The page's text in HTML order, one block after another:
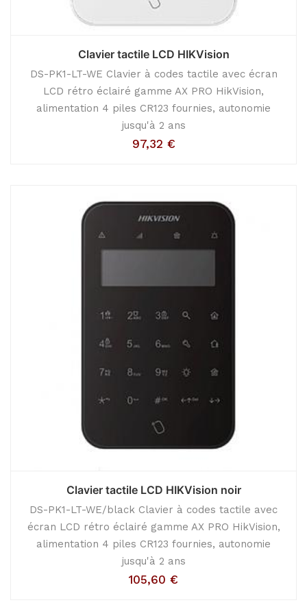
Clavier tactile LCD HIKVision
DS-PK1-LT-WE Clavier à codes tactile avec écran
LCD rétro éclairé gamme AX PRO HikVision,
alimentation 4 piles CR123 fournies, autonomie
jusqu'à 2 ans
97,32 €
Clavier tactile LCD HIKVision noir
DS-PK1-LT-WE/black Clavier à codes tactile avec
écran LCD rétro éclairé gamme AX PRO HikVision,
alimentation 4 piles CR123 fournies, autonomie
jusqu'à 2 ans
105,60 €